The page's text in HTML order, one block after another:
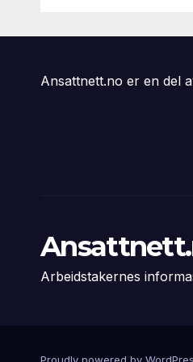
Ansattnett.no er en del
Arbeidstakernes